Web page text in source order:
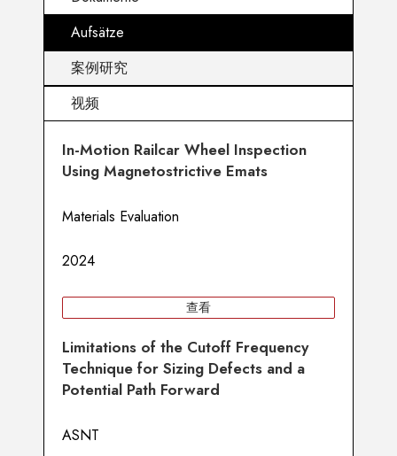
Aufsätze
案例研究
视频
In-Motion Railcar Wheel Inspection
Using Magnetostrictive Emats
Materials Evaluation
2024
查看
Limitations of the Cutoff Frequency
Technique for Sizing Defects and a
Potential Path Forward
ASNT